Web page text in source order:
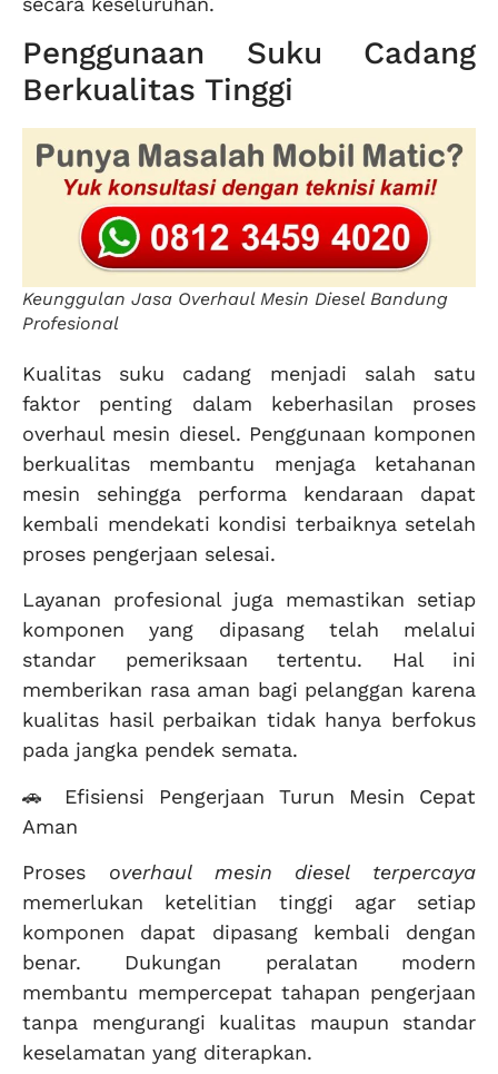
Penggunaan Suku Cadang
Berkualitas Tinggi
Keunggulan Jasa Overhaul Mesin Diesel Bandung
Profesional
Kualitas suku cadang menjadi salah satu
faktor penting dalam keberhasilan proses
overhaul mesin diesel. Penggunaan komponen
berkualitas membantu menjaga ketahanan
mesin sehingga performa kendaraan dapat
kembali mendekati kondisi terbaiknya setelah
proses pengerjaan selesai.
Layanan profesional juga memastikan setiap
komponen yang dipasang telah melalui
standar pemeriksaan tertentu. Hal ini
memberikan rasa aman bagi pelanggan karena
kualitas hasil perbaikan tidak hanya berfokus
pada jangka pendek semata.
🚗 Efisiensi Pengerjaan Turun Mesin Cepat
Aman
Proses overhaul mesin diesel terpercaya
memerlukan ketelitian tinggi agar setiap
komponen dapat dipasang kembali dengan
benar. Dukungan peralatan modern
membantu mempercepat tahapan pengerjaan
tanpa mengurangi kualitas maupun standar
keselamatan yang diterapkan.